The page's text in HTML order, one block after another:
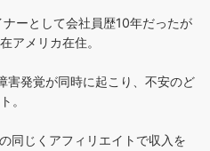
ーとして会社員歴10年だったが
アメリカ在住。
害発覚が同時に起こり、不安のど
。
同じくアフィリエイトで収入を